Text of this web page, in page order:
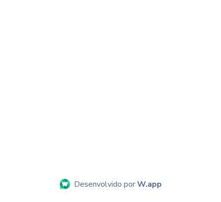
Desenvolvido porW.app